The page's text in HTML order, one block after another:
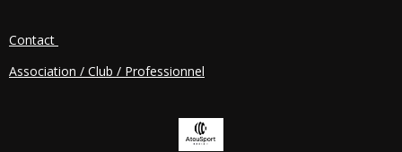
Contact
Association / Club / Professionnel